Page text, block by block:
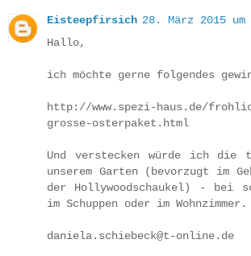
Eisteepfirsich 28. März 2015 um
Hallo,
ich möchte gerne folgendes
http://www.spezi-haus.de/
grosse-osterpaket.html
Und verstecken würde ich die
unserem Garten (bevorzugt im
der Hollywoodschaukel) - bei
im Schuppen oder im Wohnzimmer.
daniela.schiebeck@t-online.de